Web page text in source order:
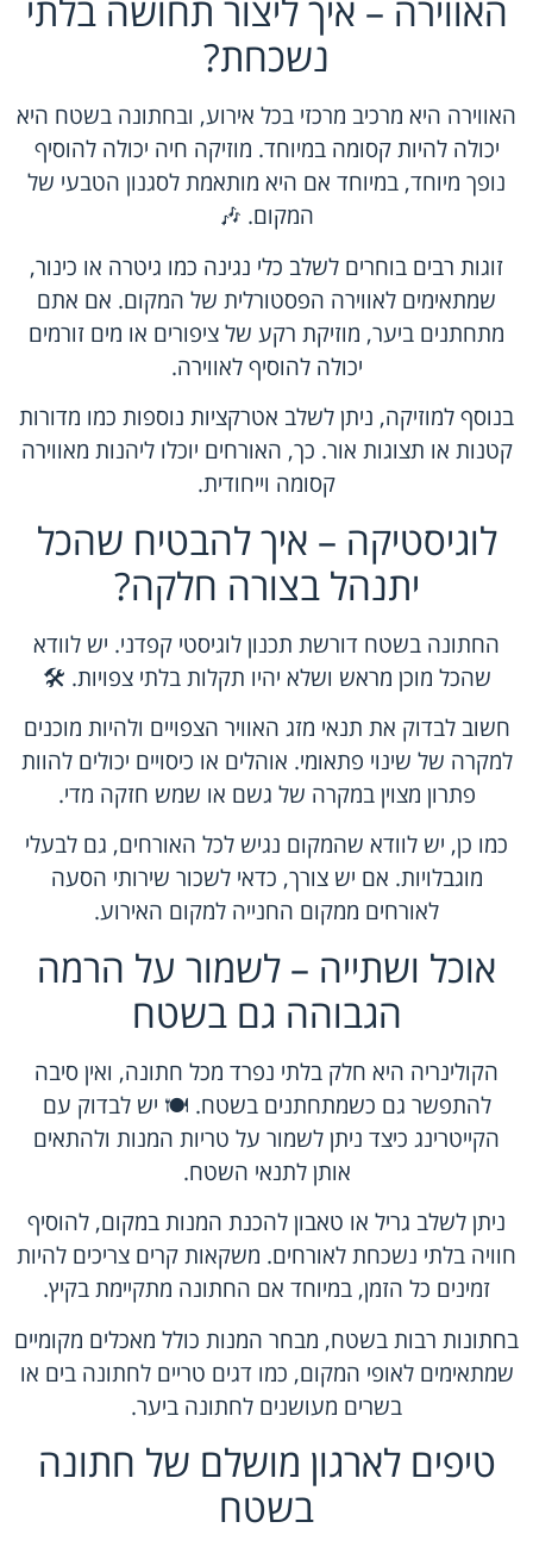
האווירה – איך ליצור תחושה בלתי
נשכחת?
האווירה היא מרכיב מרכזי בכל אירוע, ובחתונה בשטח היא
יכולה להיות קסומה במיוחד. מוזיקה חיה יכולה להוסיף
נופך מיוחד, במיוחד אם היא מותאמת לסגנון הטבעי של
המקום. 🎶
זוגות רבים בוחרים לשלב כלי נגינה כמו גיטרה או כינור,
שמתאימים לאווירה הפסטורלית של המקום. אם אתם
מתחתנים ביער, מוזיקת רקע של ציפורים או מים זורמים
יכולה להוסיף לאווירה.
בנוסף למוזיקה, ניתן לשלב אטרקציות נוספות כמו מדורות
קטנות או תצוגות אור. כך, האורחים יוכלו ליהנות מאווירה
קסומה וייחודית.
לוגיסטיקה – איך להבטיח שהכל
יתנהל בצורה חלקה?
החתונה בשטח דורשת תכנון לוגיסטי קפדני. יש לוודא
שהכל מוכן מראש ושלא יהיו תקלות בלתי צפויות. 🛠️
חשוב לבדוק את תנאי מזג האוויר הצפויים ולהיות מוכנים
למקרה של שינוי פתאומי. אוהלים או כיסויים יכולים להוות
פתרון מצוין במקרה של גשם או שמש חזקה מדי.
כמו כן, יש לוודא שהמקום נגיש לכל האורחים, גם לבעלי
מוגבלויות. אם יש צורך, כדאי לשכור שירותי הסעה
לאורחים ממקום החנייה למקום האירוע.
אוכל ושתייה – לשמור על הרמה
הגבוהה גם בשטח
הקולינריה היא חלק בלתי נפרד מכל חתונה, ואין סיבה
להתפשר גם כשמתחתנים בשטח. 🍽️ יש לבדוק עם
הקייטרינג כיצד ניתן לשמור על טריות המנות ולהתאים
אותן לתנאי השטח.
ניתן לשלב גריל או טאבון להכנת המנות במקום, להוסיף
חוויה בלתי נשכחת לאורחים. משקאות קרים צריכים להיות
זמינים כל הזמן, במיוחד אם החתונה מתקיימת בקיץ.
בחתונות רבות בשטח, מבחר המנות כולל מאכלים מקומיים
שמתאימים לאופי המקום, כמו דגים טריים לחתונה בים או
בשרים מעושנים לחתונה ביער.
טיפים לארגון מושלם של חתונה
בשטח